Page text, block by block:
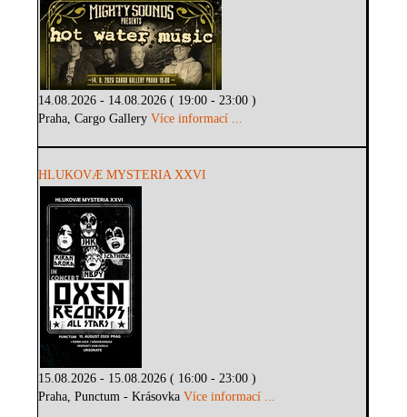
14.08.2026 - 14.08.2026 ( 19:00 - 23:00 )
Praha, Cargo GalleryVíce informací ...
HLUKOVÆ MYSTERIA XXVI
15.08.2026 - 15.08.2026 ( 16:00 - 23:00 )
Praha, Punctum - KrásovkaVíce informací ...